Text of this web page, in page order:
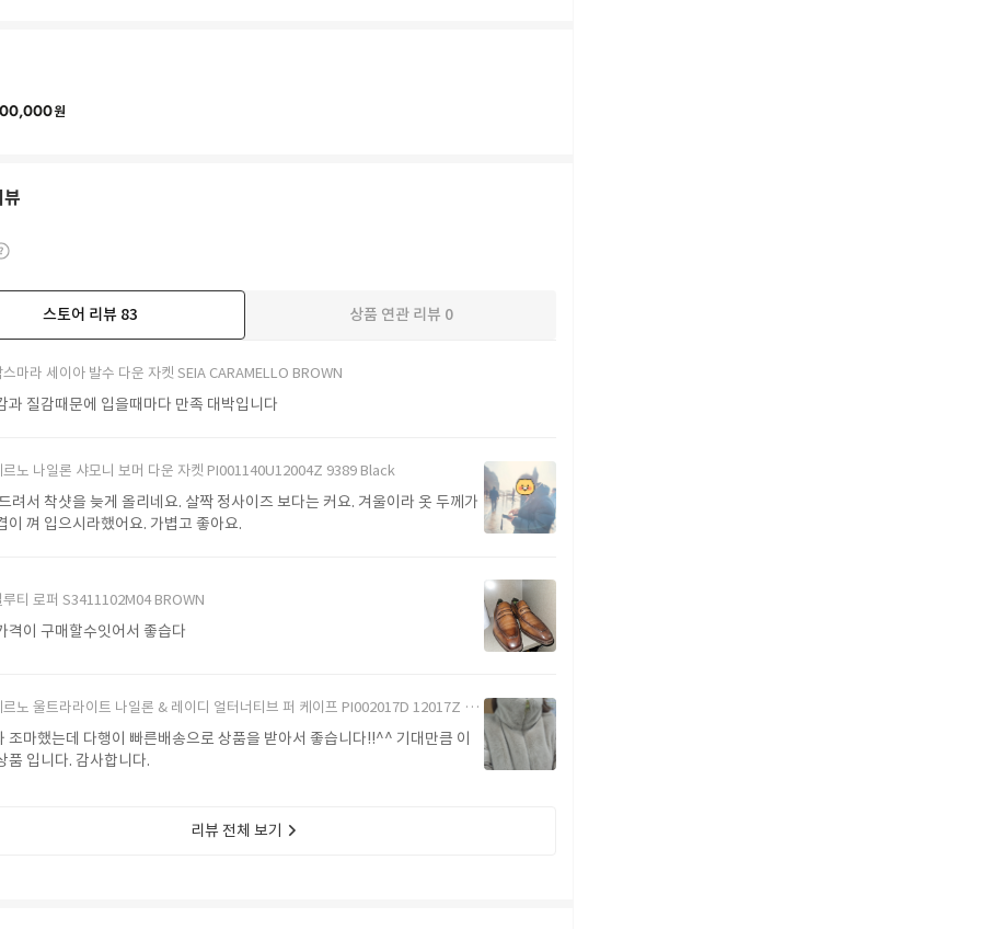
원
스토어 리뷰 83 상품 연관 리뷰 0
스마라 세이아 발수 다운 자켓 SEIA CARAMELLO BROWN
과 질감때문에 입을때마다 만족 대박입니다
르노 나일론 샤모니 보머 다운 자켓 PI001140U12004Z 9389 Black
려서 착샷을 늦게 올리네요. 살짝 정사이즈 보다는 커요. 겨울이라 옷 두께가
이 껴 입으시라했어요. 가볍고 좋아요.
루티 로퍼 S3411102M04 BROWN
격이 구매할수잇어서 좋습다
노 울트라라이트 나일론 & 레이디 얼터너티브 퍼 케이프 PI002017D 12017Z 1985Chatilly Beige
조마했는데 다행이 빠른배송으로 상품을 받아서 좋습니다!!^^ 기대만큼 이
품 입니다. 감사합니다.
리뷰 전체 보기